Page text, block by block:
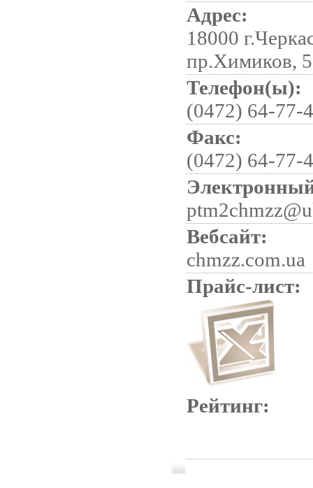
Адрес:
18000
пр.Химиков,
Телефон(ы):
(0472) 64-77-
Факс:
(0472) 64-77-
Вебсайт:
chmzz.com.ua
Прайс-лист:
Рейтинг: